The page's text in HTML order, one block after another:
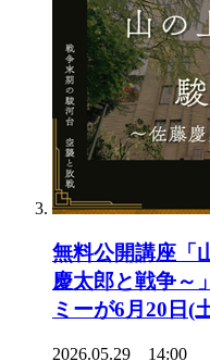
無料公開講座「
慶太郎と戦争～
ミーが6月20日(
2026.05.29 14:00